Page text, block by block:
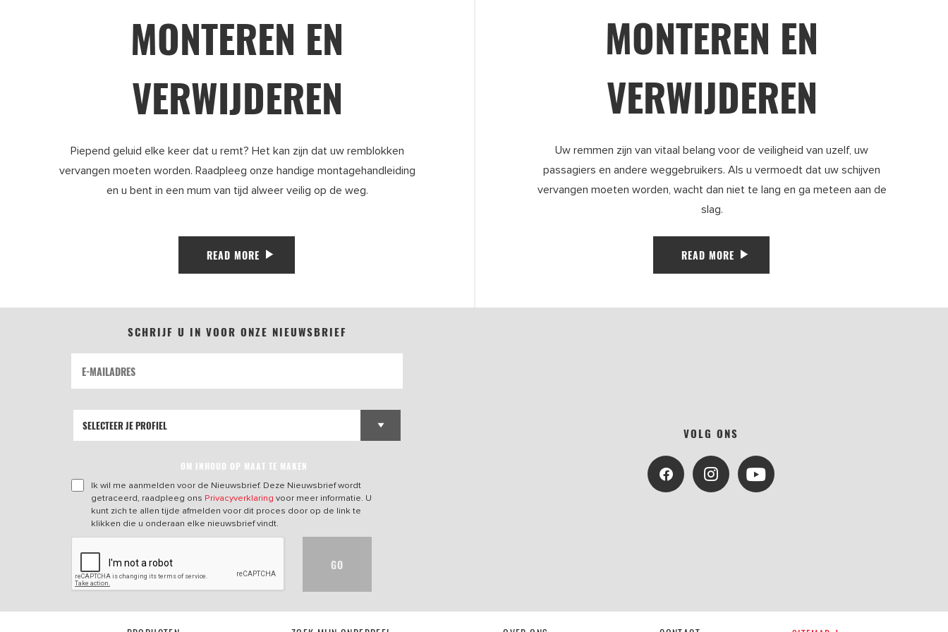
MONTEREN EN
VERWIJDEREN
Piepend geluid elke keer dat u remt? Het kan zijn dat uw remblokken
vervangen moeten worden. Raadpleeg onze handige montagehandleiding
en u bent in een mum van tijd alweer veilig op de weg.
READ MORE
MONTEREN EN
VERWIJDEREN
Uw remmen zijn van vitaal belang voor de veiligheid van uzelf, uw
passagiers en andere weggebruikers. Als u vermoedt dat uw schijven
vervangen moeten worden, wacht dan niet te lang en ga meteen aan de
slag.
READ MORE
SCHRIJF U IN VOOR ONZE NIEUWSBRIEF
OM INHOUD OP MAAT TE MAKEN
Ik wil me aanmelden voor de Nieuwsbrief. Deze Nieuwsbrief wordt
getraceerd, raadpleeg ons Privacyverklaring voor meer informatie. U
kunt zich te allen tijde afmelden voor dit proces door op de link te
klikken die u onderaan elke nieuwsbrief vindt.
GO
VOLG ONS